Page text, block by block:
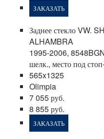
ЗАКАЗАТЬ
Заднее стекло VW.
ALHAMBRA
1995-2006,
шелк., место под
565x1325
Olimpia
7 055 руб.
8 855 руб.
ЗАКАЗАТЬ